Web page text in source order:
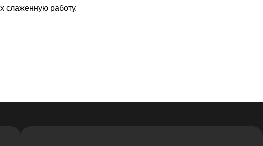
слаженную работу.